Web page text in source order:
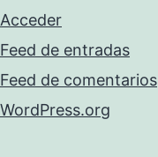
Acceder
Feed de entradas
Feed de comentarios
WordPress.org